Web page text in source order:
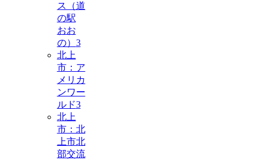
ス（道
の駅
おお
の） 3
北上
市：ア
メリカ
ンワー
ルド3
北上
市：北
上市北
部交流